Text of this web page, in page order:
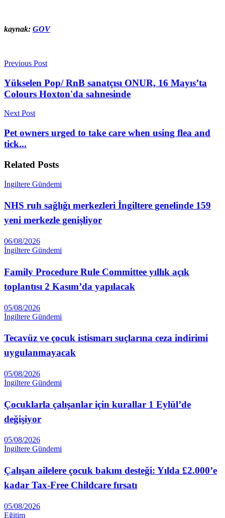
kaynak: GOV
Previous Post
Yükselen Pop/ RnB sanatçısı ONUR, 16 Mayıs’ta
Colours Hoxton'da sahnesinde
Next Post
Pet owners urged to take care when using flea and
tick...
Related Posts
İngiltere Gündemi
NHS ruh sağlığı merkezleri İngiltere genelinde 159
yeni merkezle genişliyor
06/08/2026
İngiltere Gündemi
Family Procedure Rule Committee yıllık açık
toplantısı 2 Kasım’da yapılacak
05/08/2026
İngiltere Gündemi
Tecavüz ve çocuk istismarı suçlarına ceza indirimi
uygulanmayacak
05/08/2026
İngiltere Gündemi
Çocuklarla çalışanlar için kurallar 1 Eylül’de
değişiyor
05/08/2026
İngiltere Gündemi
Çalışan ailelere çocuk bakım desteği: Yılda £2.000’e
kadar Tax-Free Childcare fırsatı
05/08/2026
Eğitim